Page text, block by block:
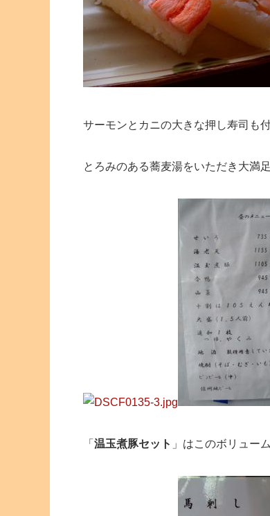
サーモンとカニの大きな押し寿司も
とろみのある蕎麦湯をいただき大満足
「 温玉煮豚セット 」はこのボリュー